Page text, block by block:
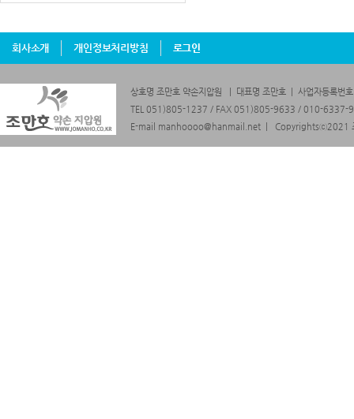
회사소개 개인정보처리방침 로그인
상호명 조만호 약손지압원 | 대표명 조만호 | 사업자등
TEL 051)805-1237 / FAX 051)805-9633 / 010-6337-
E-mail manhoooo@hanmail.net | Copyrightsⓒ2021